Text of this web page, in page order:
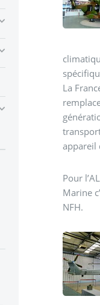
La
appareil
Pour
Marine c’est le
NFH.